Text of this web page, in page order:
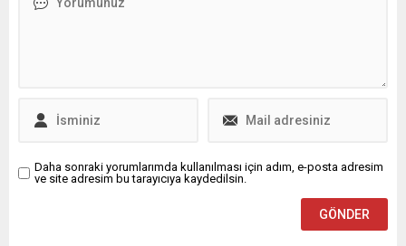
Daha sonraki yorumlarımda kullanılması için adım, e-posta adresim
ve site adresim bu tarayıcıya kaydedilsin.